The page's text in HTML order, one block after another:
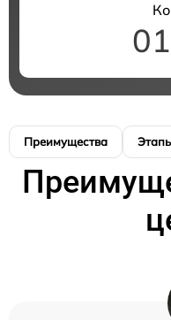
Преимущества